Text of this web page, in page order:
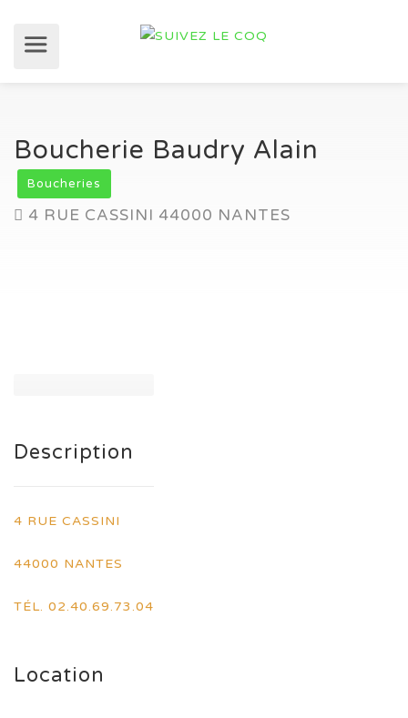
Boucherie Baudry Alain
Boucheries
4 RUE CASSINI 44000 NANTES
Description
4 RUE CASSINI
44000 NANTES
TÉL. 02.40.69.73.04
Location